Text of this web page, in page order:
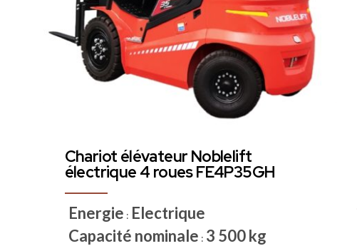
Chariot élévateur Noblelift
électrique 4 roues FE4P35GH
Energie : Electrique
Capacité nominale : 3 500 kg